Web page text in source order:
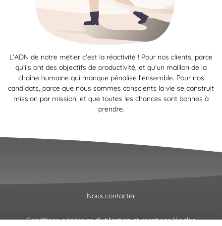
L’ADN de notre métier c’est la réactivité ! Pour nos clients, parce
qu’ils ont des objectifs de productivité, et qu’un maillon de la
chaîne humaine qui manque pénalise l’ensemble. Pour nos
candidats, parce que nous sommes conscients la vie se construit
mission par mission, et que toutes les chances sont bonnes à
prendre.
Nous contacter
Conditions générales d'utilisation et mentions légales